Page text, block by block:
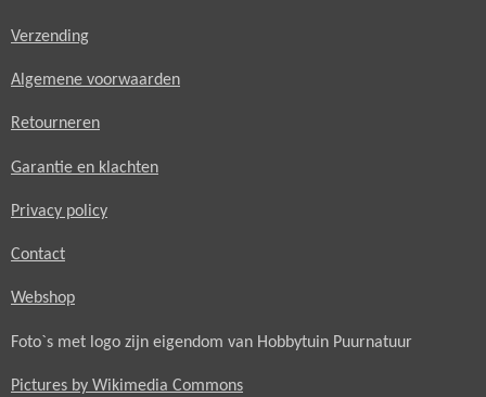
Verzending
Algemene voorwaarden
Retourneren
Garantie en klachten
Privacy policy
Contact
Webshop
Foto`s met logo zijn eigendom van Hobbytuin Puurnatuur
Pictures by Wikimedia Commons